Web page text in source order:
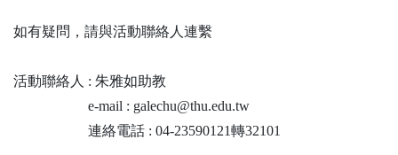
如有疑問，請與活動聯絡人連繫
活動聯絡人 : 朱雅如助教
e-mail : galechu@thu.edu.tw
連絡電話 : 04-23590121轉32101